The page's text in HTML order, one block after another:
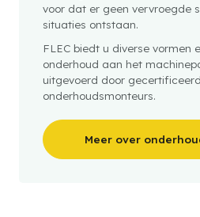
voor dat er geen vervroegde
situaties ontstaan.
FLEC biedt u diverse vormen
onderhoud aan het
uitgevoerd door
onderhoudsmonteurs.
Meer over